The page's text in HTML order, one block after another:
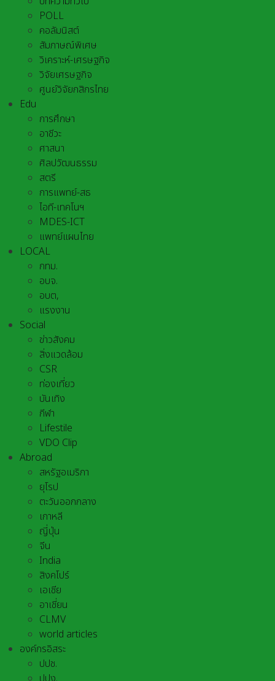
POLL
คอลัมนิสต์
สัมภาษณ์พิเศษ
วิเคราะห์-เศรษฐกิจ
วิจัยเศรษฐกิจ
ศูนย์วิจัยกสิกรไทย
Edu
การศึกษา
อาชีวะ
ศาสนา
ศิลปวัฒนธรรม
สตรี
การแพทย์-สธ
ไอที-เทคโนฯ
MDES-ICT
แพทย์แผนไทย
LOCAL
กทม.
อบจ.
อบต,
แรงงาน
Social
ข่าวสังคม
สิ่งแวดล้อม
CSR
ท่องเที่ยว
บันเทิง
กีฬา
Lifestile
VDO Clip
Abroad
สหรัฐอเมริกา
ยุโรป
ตะวันออกกลาง
เกาหลี
ญี่ปุ่น
จีน
India
สิงคโปร์
เอเชีย
อาเชี่ยน
CLMV
world articles
องค์กรอิสระ
ปปช.